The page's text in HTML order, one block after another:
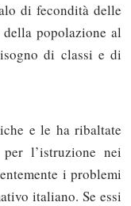
di fecondità delle
della popolazione al
di classi e di
e le ha ribaltate
l’istruzione nei
i problemi
italiano. Se essi